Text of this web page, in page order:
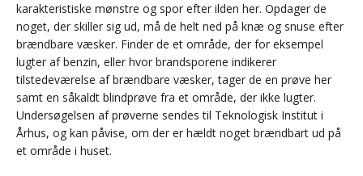
karakteristiske mønstre og spor efter ilden her. Opdager de
noget, der skiller sig ud, må de helt ned på knæ og snuse efter
brændbare væsker. Finder de et område, der for eksempel
lugter af benzin, eller hvor brandsporene indikerer
tilstedeværelse af brændbare væsker, tager de en prøve her
samt en såkaldt blindprøve fra et område, der ikke lugter.
Undersøgelsen af prøverne sendes til Teknologisk Institut i
Århus, og kan påvise, om der er hældt noget brændbart ud på
et område i huset.